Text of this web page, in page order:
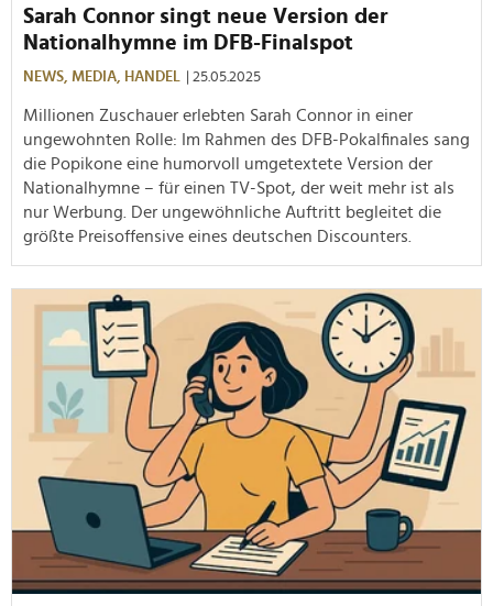
Sarah Connor singt neue Version der
Nationalhymne im DFB-Finalspot
NEWS, MEDIA, HANDEL | 25.05.2025
Millionen Zuschauer erlebten Sarah Connor in einer
ungewohnten Rolle: Im Rahmen des DFB-Pokalfinales sang
die Popikone eine humorvoll umgetextete Version der
Nationalhymne – für einen TV-Spot, der weit mehr ist als
nur Werbung. Der ungewöhnliche Auftritt begleitet die
größte Preisoffensive eines deutschen Discounters.